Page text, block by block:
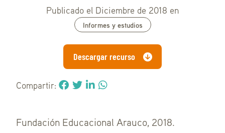
Publicado el Diciembre de 2018 en
Informes y estudios
Descargar recurso
Compartir:
Fundación Educacional Arauco, 2018.